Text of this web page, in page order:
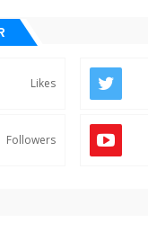
Likes
Followers